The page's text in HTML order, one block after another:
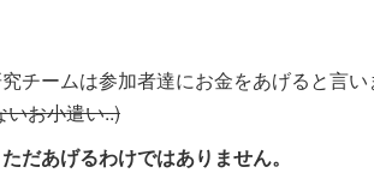
チームは参加者達にお金をあげると言い
いお小遣い..)
だあげるわけではありません。